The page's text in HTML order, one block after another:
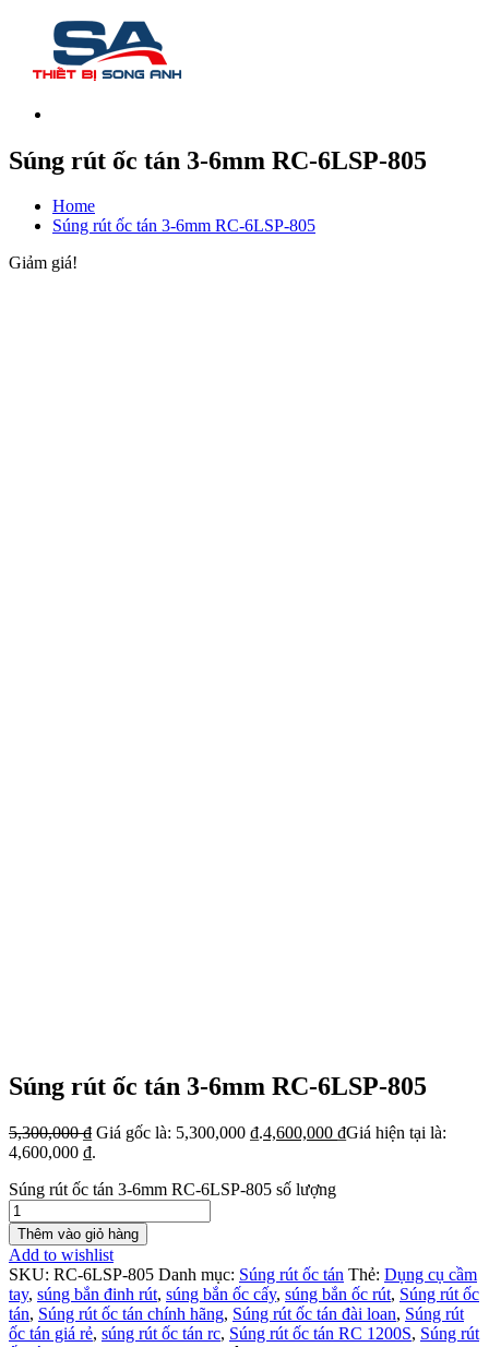
Súng rút ốc tán 3-6mm RC-6LSP-805
Home
Súng rút ốc tán 3-6mm RC-6LSP-805
Giảm giá!
Súng rút ốc tán 3-6mm RC-6LSP-805
5,300,000₫ Giá gốc là: 5,300,000 ₫.4,600,000 ₫Giá hiện tại là:
4,600,000 ₫.
Súng rút ốc tán 3-6mm RC-6LSP-805 số lượng
Thêm vào giỏ hàng
Add to wishlist
SKU: RC-6LSP-805 Danh mục: Súng rút ốc tán Thẻ: Dụng cụ cầm
tay, súng bắn đinh rút, súng bắn ốc cấy, súng bắn ốc rút, Súng rút ốc
tán, Súng rút ốc tán chính hãng, Súng rút ốc tán đài loan, Súng rút
ốc tán giá rẻ, súng rút ốc tán rc, Súng rút ốc tán RC 1200S, Súng rút